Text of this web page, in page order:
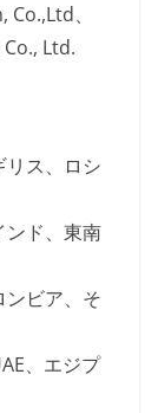
、
Ltd.
リス、ロシ
ンド、東南
ンビア、そ
、エジプ